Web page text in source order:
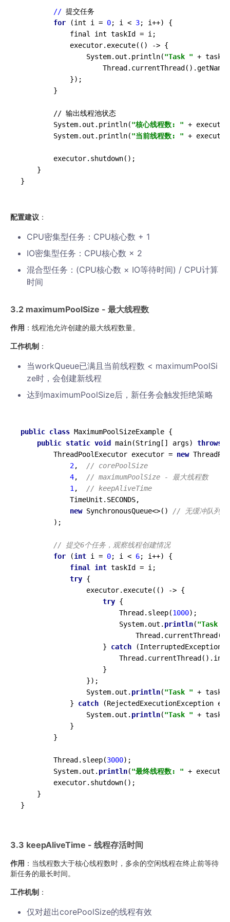
        //
提交任务
for (int i = 0; i < 3; i++) {
            final int taskId = i;
            executor.execute
(() -> {
                System.out.println(
"Task " +
            })
;
        }
        // 输出线程池状态
System. out . println("核心线程数: " +
System. out . println("当前线程数: " +
executor. shutdown() ;
    }
配置建议 ：
CPU密集型任务：CPU核心数 + 1
IO密集型任务：CPU核心数 × 2
混合型任务：(CPU核心数 × IO等待时间) / CPU计算
时间
3.2 maximumPoolSize - 最大线程数
作用 ：线程池允许创建的最大线程数量。
工作机制 ：
当workQueue已满且当前线程数 < maximumPoolSi
ze时，会创建新线程
达到maximumPoolSize后，新任务会触发拒绝策略
public class MaximumPoolSizeExample {
public static void main(String[] args) throws
        ThreadPoolExecutor executor =
new
2, // corePoolSize
4, // maximumPoolSize - 最大线程数
1 , // keepAliveTime
            TimeUnit.SECONDS,
new SynchronousQueue<>() // 无缓冲队列
        );
// 提交6个任务，观察线程创建情况
for (int i = 0; i < 6; i++) {
final
int taskId = i;
try {
                executor.execute(() -> {
try {
                        Thread.sleep(
1000);
                        System.out.
println("Task "
                    }
catch (InterruptedException
                    }
                });
                System.out.
println("Task " +
            }
catch (RejectedExecutionException e)
                System.out.
println("Task " +
            }
        }
        Thread.sleep(
3000);
        System.out.
println("最终线程数: " +
        executor.shutdown();
    }
3.3 keepAliveTime - 线程存活时间
作用 ：当线程数大于核心线程数时，多余的空闲线程在终止前等待
新任务的最长时间。
工作机制 ：
仅对超出corePoolSize的线程有效